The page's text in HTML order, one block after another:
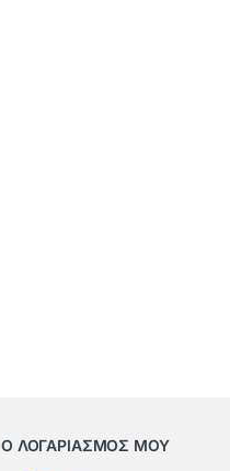
Ο ΛΟΓΑΡΙΑΣΜΟΣ ΜΟΥ